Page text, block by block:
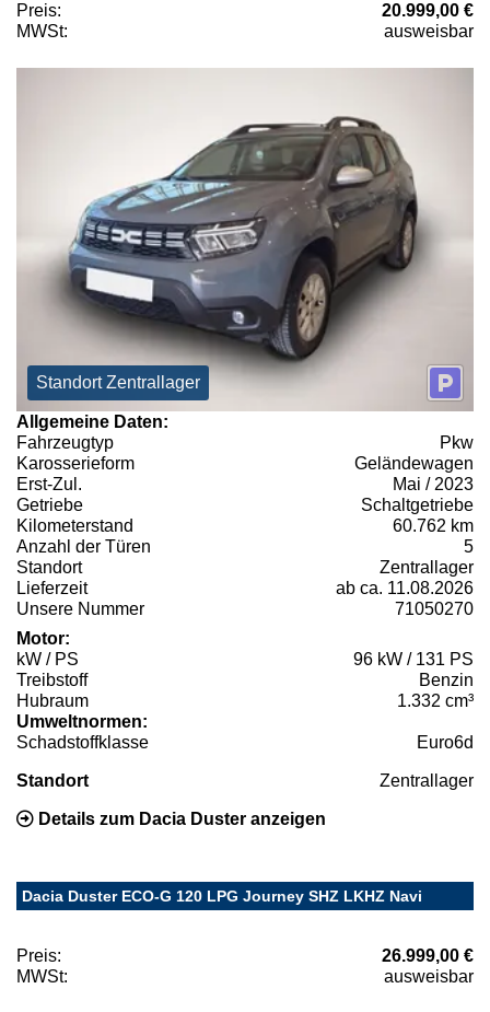
Preis:
20.999,00 €
MWSt:
ausweisbar
Standort Zentrallager
Allgemeine Daten:
Fahrzeugtyp
Pkw
Karosserieform
Geländewagen
Erst-Zul.
Mai / 2023
Getriebe
Schaltgetriebe
Kilometerstand
60.762 km
Anzahl der Türen
5
Standort
Zentrallager
Lieferzeit
ab ca. 11.08.2026
Unsere Nummer
71050270
Motor:
kW / PS
96 kW / 131 PS
Treibstoff
Benzin
Hubraum
1.332 cm³
Umweltnormen:
Schadstoffklasse
Euro6d
Standort Zentrallager
Details zum Dacia Duster anzeigen
Dacia Duster ECO-G 120 LPG Journey SHZ LKHZ Navi
Preis:
26.999,00 €
MWSt:
ausweisbar